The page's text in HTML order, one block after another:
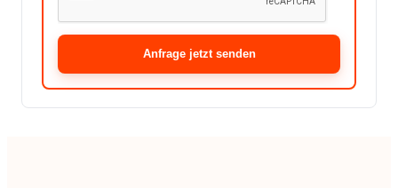
Anfrage jetzt senden